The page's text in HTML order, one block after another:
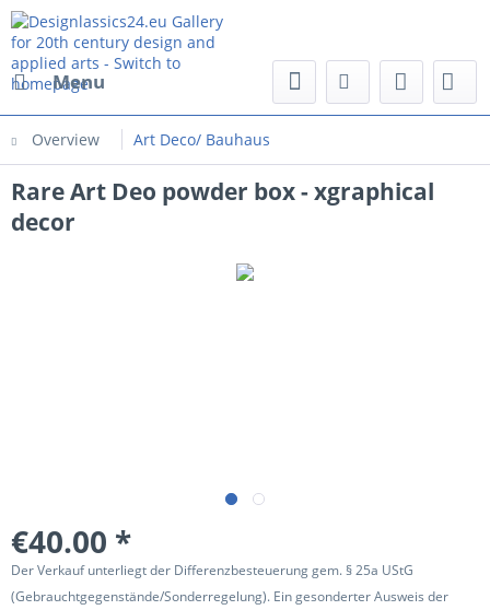
Menu
Overview Art Deco/ Bauhaus
Rare Art Deo powder box - xgraphical
decor
€40.00 *
Der Verkauf unterliegt der Differenzbesteuerung gem. § 25a UStG
(Gebrauchtgegenstände/Sonderregelung). Ein gesonderter Ausweis der